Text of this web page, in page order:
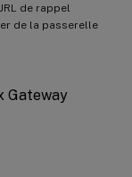
de rappel
de la passerelle
Gateway